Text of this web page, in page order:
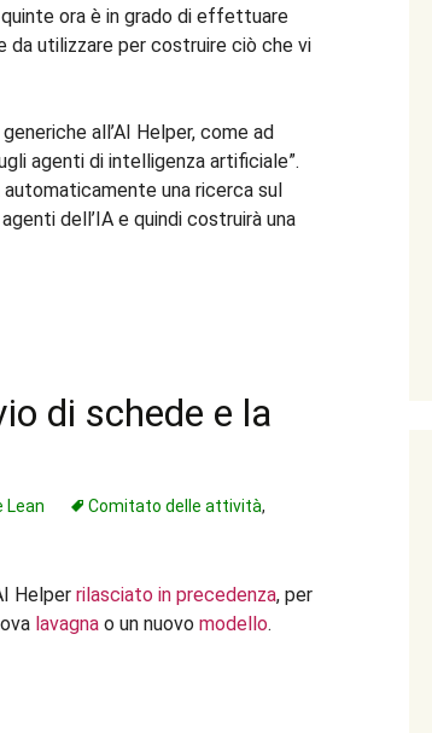
ora è in grado di effettuare
utilizzare per costruire ciò che vi
all’AI Helper, come ad
agenti di intelligenza artificiale”.
una ricerca sul
dell’IA e quindi costruirà una
di schede e la
Lean Comitato delle attività,
Helper rilasciato in precedenza, per
lavagna o un nuovo modello.